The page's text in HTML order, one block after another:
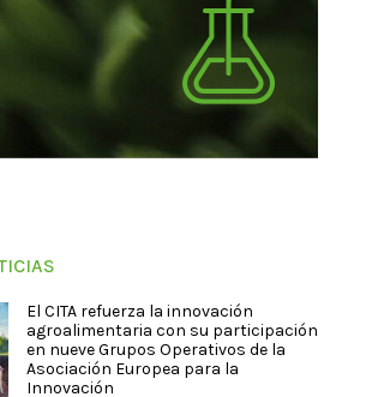
El CITA refuerza la innovación
agroalimentaria con su participación
en nueve Grupos Operativos de la
Asociación Europea para la
Innovación